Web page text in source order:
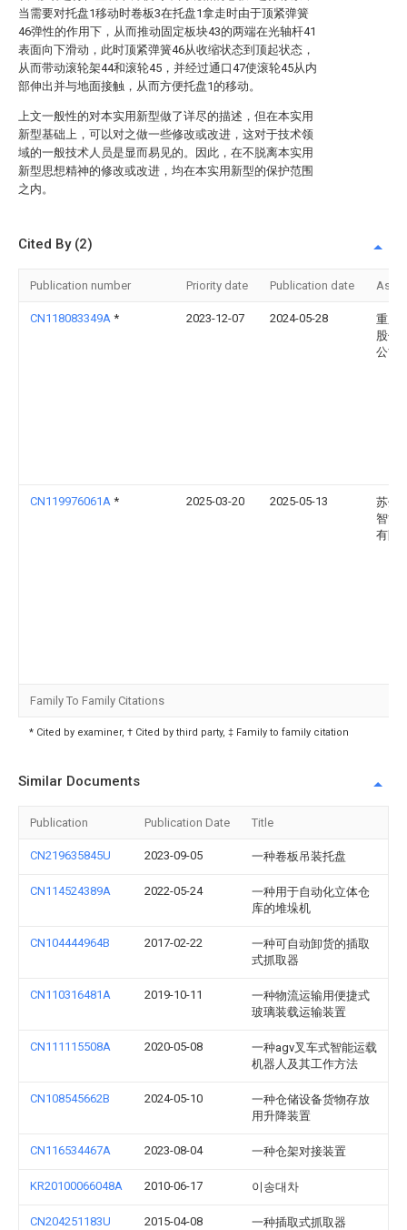
当需要对托盘1移动时卷板3在托盘1拿走时由于顶紧弹簧
46弹性的作用下，从而推动固定板块43的两端在光轴杆41
表面向下滑动，此时顶紧弹簧46从收缩状态到顶起状态，
从而带动滚轮架44和滚轮45，并经过通口47使滚轮45从内
部伸出并与地面接触，从而方便托盘1的移动。
上文一般性的对本实用新型做了详尽的描述，但在本实用
新型基础上，可以对之做一些修改或改进，这对于技术领
域的一般技术人员是显而易见的。因此，在不脱离本实用
新型思想精神的修改或改进，均在本实用新型的保护范围
之内。
Cited By (2)
Publication number Priority date Publication date
CN118083349A * 2023-12-07 2024-05-28
重庆
股份
公司
CN119976061A * 2025-03-20 2025-05-13
苏州
智能
有限
Family To Family Citations
* Cited by examiner, † Cited by third party, ‡ Family to family citation
Similar Documents
Publication Publication Date Title
CN219635845U 2023-09-05 一种卷板吊装托盘
CN114524389A 2022-05-24
一种用于自动化立体仓
库的堆垛机
CN104444964B 2017-02-22
一种可自动卸货的插取
式抓取器
CN110316481A 2019-10-11
一种物流运输用便捷式
玻璃装载运输装置
CN111115508A 2020-05-08
一种agv叉车式智能运载
机器人及其工作方法
CN108545662B 2024-05-10
一种仓储设备货物存放
用升降装置
CN116534467A 2023-08-04 一种仓架对接装置
KR20100066048A 2010-06-17 이송대차
CN204251183U 2015-04-08 一种插取式抓取器